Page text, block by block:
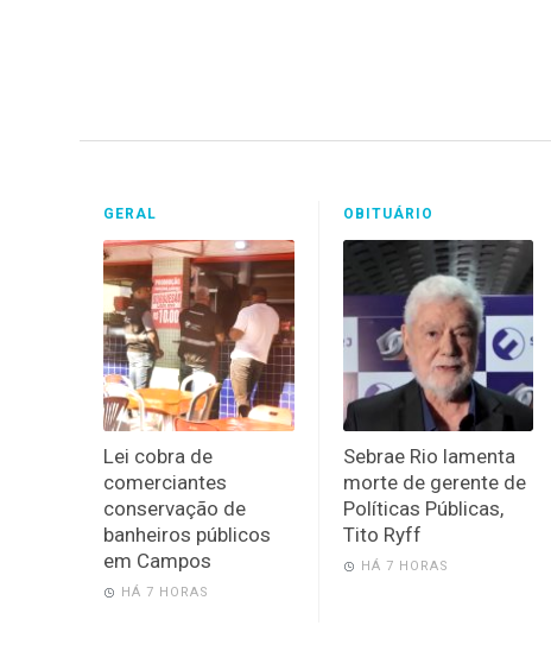
GERAL
Lei cobra de
comerciantes
conservação de
banheiros públicos
em Campos
HÁ 7 HORAS
OBITUÁRIO
Sebrae Rio lamenta
morte de gerente de
Políticas Públicas,
Tito Ryff
HÁ 7 HORAS